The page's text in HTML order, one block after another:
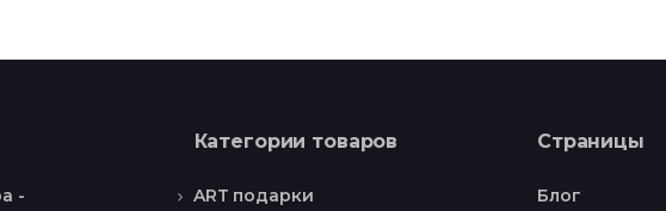
-
Категории товаров
ART подарки
Страницы
Блог